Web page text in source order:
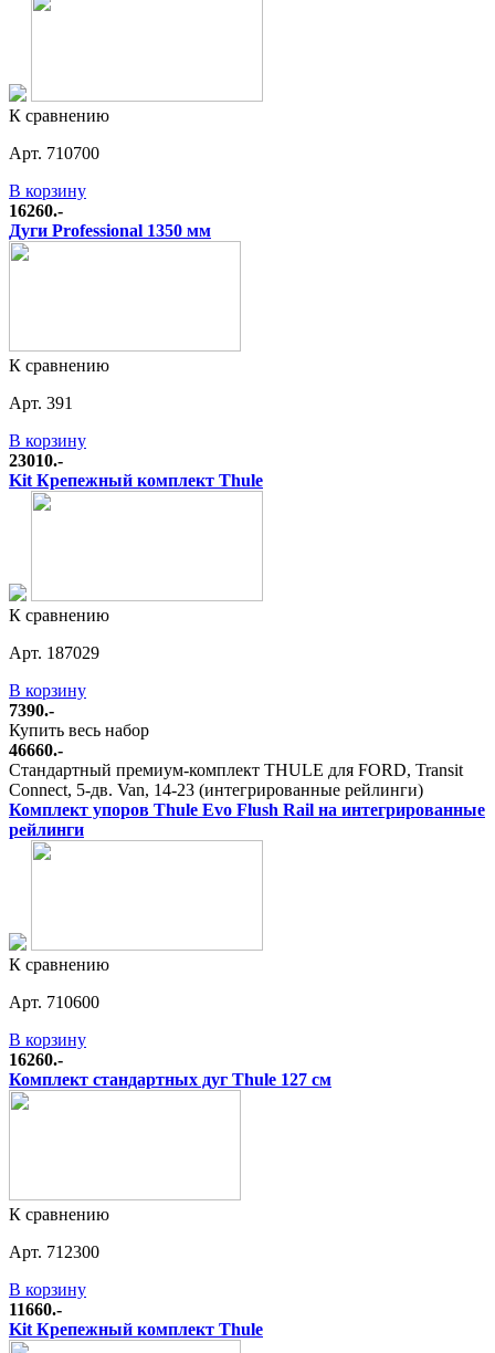
К сравнению
Арт. 710700
В корзину
16260.-
Дуги Professional 1350 мм
К сравнению
Арт. 391
В корзину
23010.-
Kit Крепежный комплект Thule
К сравнению
Арт. 187029
В корзину
7390.-
Купить весь набор
46660.-
Стандартный премиум-комплект THULE для FORD, Transit
Connect, 5-дв. Van, 14-23 (интегрированные рейлинги)
Комплект упоров Thule Evo Flush Rail на интегрированные
рейлинги
К сравнению
Арт. 710600
В корзину
16260.-
Комплект стандартных дуг Thule 127 см
К сравнению
Арт. 712300
В корзину
11660.-
Kit Крепежный комплект Thule